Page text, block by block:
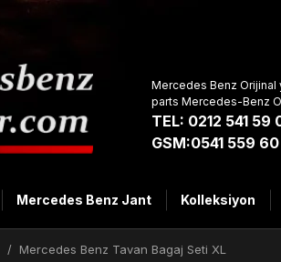
Mercedes Benz Orijinal
TEL: 0212 541 59
GSM:0541 559
Mercedes Benz Jant Kolleksiyon
Mercedes Benz Tavan Bagaj Seti XL